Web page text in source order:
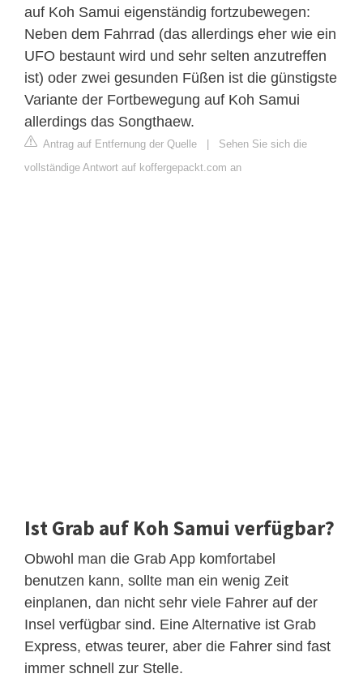
auf Koh Samui eigenständig fortzubewegen:
Neben dem Fahrrad (das allerdings eher wie ein
UFO bestaunt wird und sehr selten anzutreffen
ist) oder zwei gesunden Füßen ist die günstigste
Variante der Fortbewegung auf Koh Samui
allerdings das Songthaew.
Antrag auf Entfernung der Quelle
Sehen Sie sich die
vollständige Antwort auf koffergepackt.com an
Ist Grab auf Koh Samui verfügbar?
Obwohl man die Grab App komfortabel
benutzen kann, sollte man ein wenig Zeit
einplanen, dan nicht sehr viele Fahrer auf der
Insel verfügbar sind. Eine Alternative ist Grab
Express, etwas teurer, aber die Fahrer sind fast
immer schnell zur Stelle.